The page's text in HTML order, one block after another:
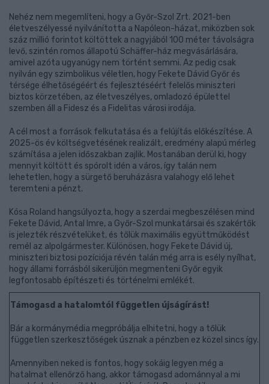
Nehéz nem megemlíteni, hogy a Győr-Szol Zrt. 2021-ben
életveszélyessé nyilvánította a Napóleon-házat, miközben sok
száz millió forintot költöttek a nagyjából 100 méter távolságra
levő, szintén romos állapotú Schäffer-ház megvásárlására,
amivel azóta ugyanúgy nem történt semmi. Az pedig csak
nyilván egy szimbolikus véletlen, hogy Fekete Dávid Győr és
térsége élhetőségéért és fejlesztéséért felelős miniszteri
biztos körzetében, az életveszélyes, omladozó épülettel
szemben áll a Fidesz és a Fidelitas városi irodája.
A cél most a források felkutatása és a felújítás előkészítése. A
2025-ös év költségvetésének realizált, eredmény alapú mérleg
számítása a jelen időszakban zajlik. Mostanában derül ki, hogy
mennyit költött és spórolt idén a város, így talán nem
lehetetlen, hogy a sürgető beruházásra valahogy elő lehet
teremteni a pénzt.
Kósa Roland hangsúlyozta, hogy a szerdai megbeszélésen mind
Fekete Dávid, Antal Imre, a Győr-Szol munkatársai és szakértők
is jelezték részvételüket, és tőlük maximális együttműködést
remél az alpolgármester. Különösen, hogy Fekete Dávid új,
miniszteri biztosi pozíciója révén talán még arra is esély nyílhat,
hogy állami forrásból sikerüljön megmenteni Győr egyik
legfontosabb építészeti és történelmi emlékét.
Támogasd a hatalomtól független újságírást!
Bár a kormánymédia megpróbálja elhitetni, hogy a tőlük
független szerkesztőségek úsznak a pénzben ez közel sincs így.
Amennyiben neked is fontos, hogy sokáig legyen még a
hatalmat ellenőrző hang, akkor támogasd adománnyal a mi